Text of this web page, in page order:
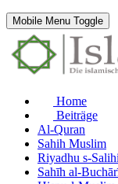
Mobile Menu Toggle
Home
Beiträge
Al-Quran
Sahih Muslim
Riyadhu s-
Sahīh al-